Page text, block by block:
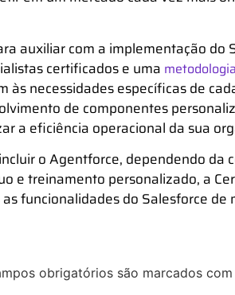
auxiliar com a implementação do
certificados e uma
necessidades específicas de
de componentes
a eficiência operacional da sua
o Agentforce, dependendo da
e treinamento personalizado, a
funcionalidades do Salesforce de
obrigatórios são marcados com